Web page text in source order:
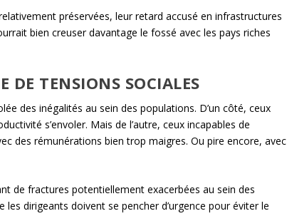
préservées, leur retard accusé en infrastructures
bien creuser davantage le fossé avec les pays riches
DE TENSIONS SOCIALES
des inégalités au sein des populations. D’un côté, ceux
s’envoler. Mais de l’autre, ceux incapables de
des rémunérations bien trop maigres. Ou pire encore, avec
de fractures potentiellement exacerbées au sein des
dirigeants doivent se pencher d’urgence pour éviter le